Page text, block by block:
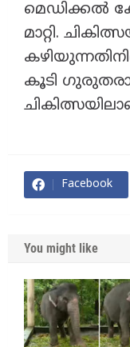
മെഡിക്കൽ
മാറ്റി.
കൂടി
Facebook
You might like